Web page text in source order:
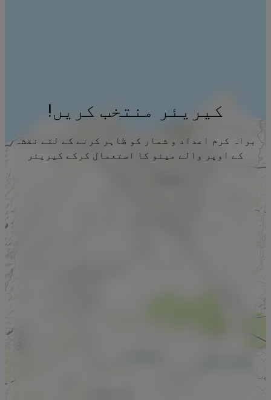
کیریئر منتخب کریں!
براہ کرم اعداد و شمار کو ظاہر کرنے کے لئے نقشہ
کے اوپر والے مینو کا استعمال کرکے کیریئر